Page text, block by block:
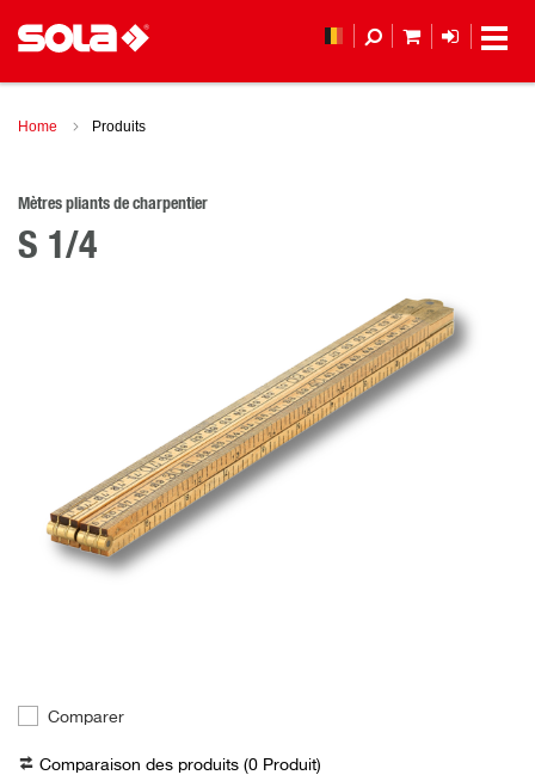
Home Produits
Mètres pliants de charpentier
S 1/4
Comparer
Comparaison des produits (0 Produit)
MON PANIER
LOGIN